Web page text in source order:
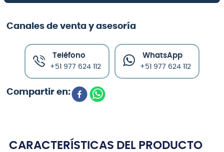
Canales de venta y asesoría
Teléfono
+51 977 624 112
WhatsApp
+51 977 624 112
CARACTERÍSTICAS DEL PRODUCTO